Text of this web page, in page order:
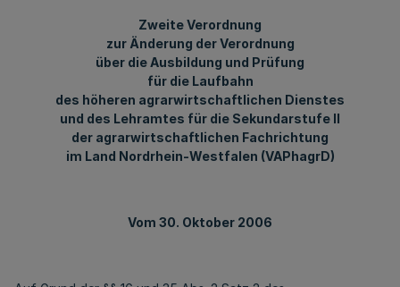
Zweite Verordnung
zur Änderung der Verordnung
über die Ausbildung und Prüfung
für die Laufbahn
des höheren agrarwirtschaftlichen Dienstes
und des Lehramtes für die Sekundarstufe II
der agrarwirtschaftlichen Fachrichtung
im Land Nordrhein-Westfalen (VAPhagrD)
Vom 30. Oktober 2006